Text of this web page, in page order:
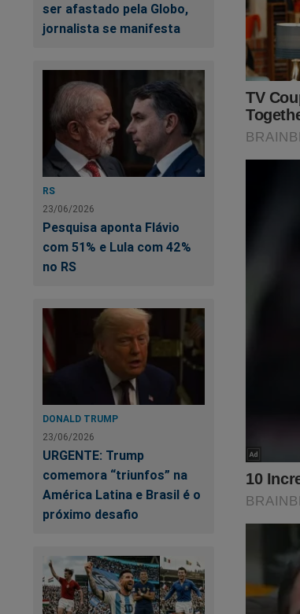
ser afastado pela Globo,
jornalista se manifesta
RS
23/06/2026
Pesquisa aponta Flávio
com 51% e Lula com 42%
no RS
DONALD TRUMP
23/06/2026
URGENTE: Trump
comemora “triunfos” na
América Latina e Brasil é o
próximo desafio